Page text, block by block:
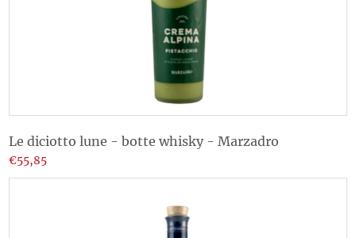
Le diciotto lune - botte whisky - Marzadro
€55,85